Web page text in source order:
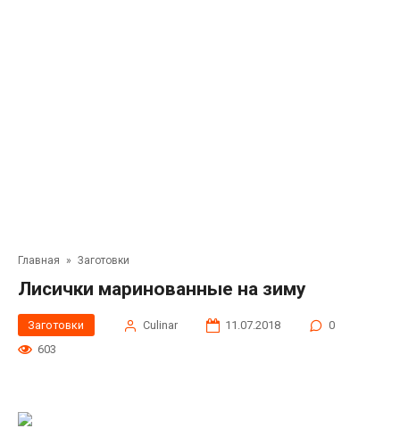
Главная » Заготовки
Лисички маринованные на зиму
Заготовки Сulinar 11.07.2018
0
603